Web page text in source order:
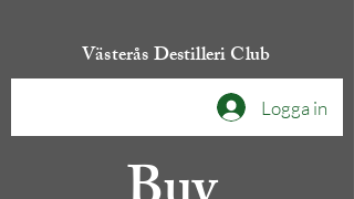
Västerås Destilleri Club
Logga in